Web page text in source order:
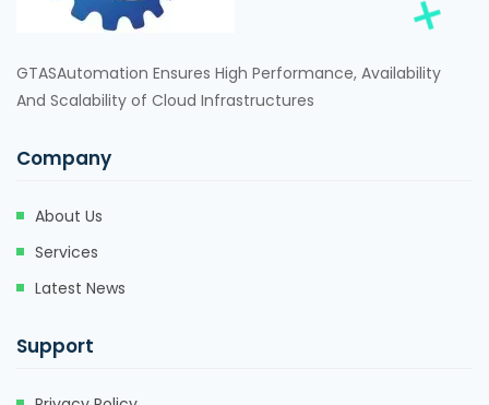
GTASAutomation Ensures High Performance, Availability
And Scalability of Cloud Infrastructures
Company
About Us
Services
Latest News
Support